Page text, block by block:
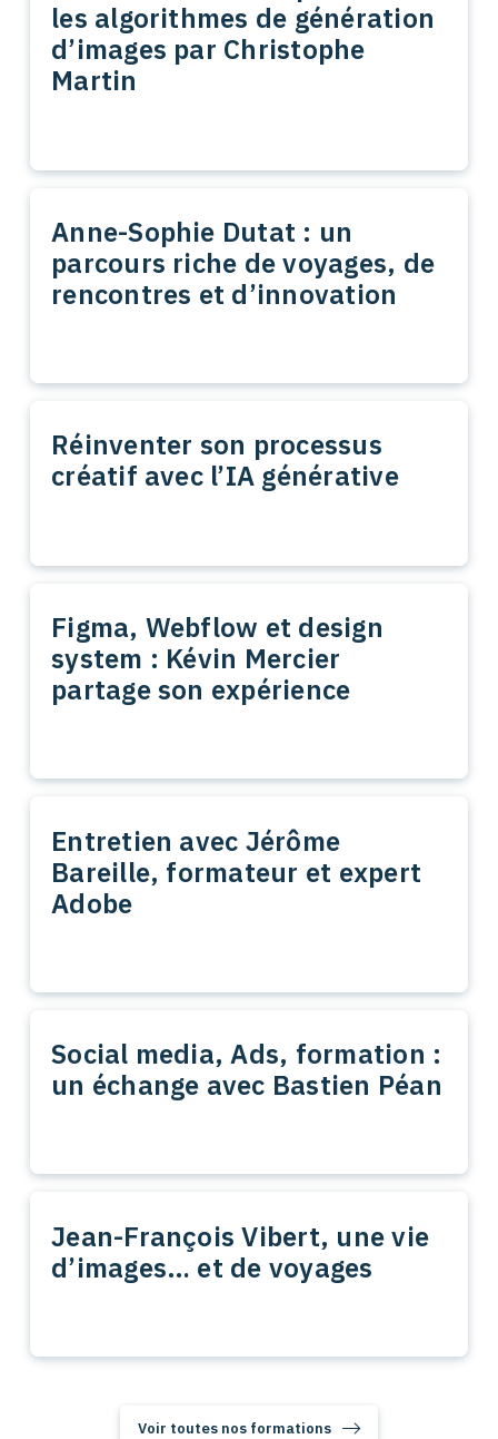
les algorithmes de génération
d’images par Christophe
Martin
Anne-Sophie Dutat : un
parcours riche de voyages, de
rencontres et d’innovation
Réinventer son processus
créatif avec l’IA générative
Figma, Webflow et design
system : Kévin Mercier
partage son expérience
Entretien avec Jérôme
Bareille, formateur et expert
Adobe
Social media, Ads, formation :
un échange avec Bastien Péan
Jean-François Vibert, une vie
d’images… et de voyages
Voir toutes nos formations